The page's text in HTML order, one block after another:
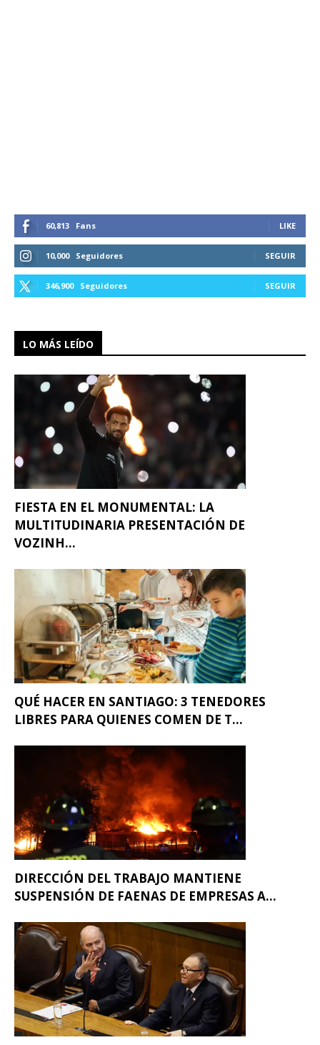
60,813 Fans LIKE
10,000 Seguidores SEGUIR
346,900 Seguidores SEGUIR
LO MÁS LEÍDO
FIESTA EN EL MONUMENTAL: LA
MULTITUDINARIA PRESENTACIÓN DE
VOZINH...
QUÉ HACER EN SANTIAGO: 3 TENEDORES
LIBRES PARA QUIENES COMEN DE T...
DIRECCIÓN DEL TRABAJO MANTIENE
SUSPENSIÓN DE FAENAS DE EMPRESAS A...